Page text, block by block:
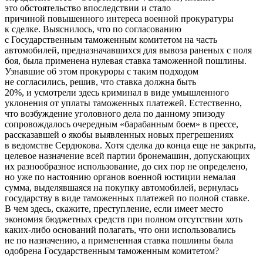
это обстоятельство впоследствии и стало
причиной повышенного интереса военной прокуратуры
к сделке. Выяснилось, что по согласованию
с Государственным таможенным комитетом на часть
автомобилей, предназначавшихся для вывоза раненых с поля
боя, была применена нулевая ставка таможенной пошлины.
Узнавшие об этом прокуроры с таким подходом
не согласились, решив, что ставка должна быть
20%, и усмотрели здесь криминал в виде умышленного
уклонения от уплаты таможенных платежей. Естественно,
что возбуждение уголовного дела по данному эпизоду
сопровождалось очередным «барабанным боем» в прессе,
рассказавшей о якобы выявленных новых прегрешениях
в ведомстве Сердюкова. Хотя сделка до конца еще не закрыта,
целевое назначение всей партии бронемашин, допускающих
их разнообразное использование, до сих пор не определено,
но уже по настоянию органов военной юстиции немалая
сумма, выделявшаяся на покупку автомобилей, вернулась
государству в виде таможенных платежей по полной ставке.
В чем здесь, скажите, преступление, если имеет место
экономия бюджетных средств при полном отсутствии хоть
каких-либо оснований полагать, что они использовались
не по назначению, а примененная ставка пошлины была
одобрена Государственным таможенным комитетом?